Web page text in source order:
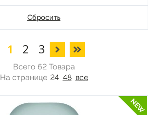
Сбросить
1 2 3
Всего 62 Товара
На странице 24 48 все
NEW